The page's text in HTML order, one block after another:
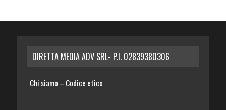
DIRETTA MEDIA ADV SRL- P.I. 02839380306
Chi siamo – Codice etico